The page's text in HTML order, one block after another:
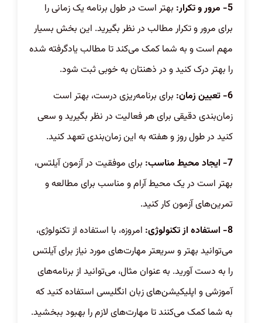
5- مرور و تکرار:
بهتر است در طول برنامه یک زمانی را
برای مرور و تکرار مطالب در نظر بگیرید. این بخش بسیار
مهم است و به شما کمک می‌کند تا مطالب یادگرفته شده
را بهتر درک کنید و در ذهنتان به خوبی ثبت شود.
6- تعیین زمان:
برای برنامه‌ریزی درست، بهتر است
زمان‌بندی دقیقی برای هر فعالیت در نظر بگیرید و سعی
کنید در طول روز و هفته به این زمان‌بندی تعهد کنید.
7- ایجاد محیط مناسب:
برای موفقیت در آزمون آیلتس،
بهتر است در یک محیط آرام و مناسب برای مطالعه و
تمرین‌های آزمون کار کنید.
8- استفاده از تکنولوژی:
امروزه، با استفاده از تکنولوژی،
می‌توانید بهتر و سریعتر مهارت‌های مورد نیاز برای آیلتس
را به دست آورید. به عنوان مثال، می‌توانید از برنامه‌های
آموزشی و اپلیکیشن‌های زبان انگلیسی استفاده کنید که
به شما کمک می‌کنند تا مهارت‌های لازم را بهبود ببخشید.